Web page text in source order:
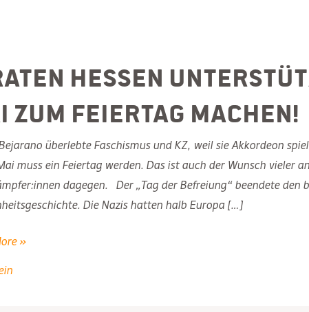
Hessen
zum Feiertag machen!
überlebte Faschismus und KZ, weil sie Akkordeon
muss ein Feiertag werden. Das ist auch der Wunsch vieler
dagegen. Der „Tag der Befreiung“ beendete den
Die Nazis hatten halb Europa […]
»